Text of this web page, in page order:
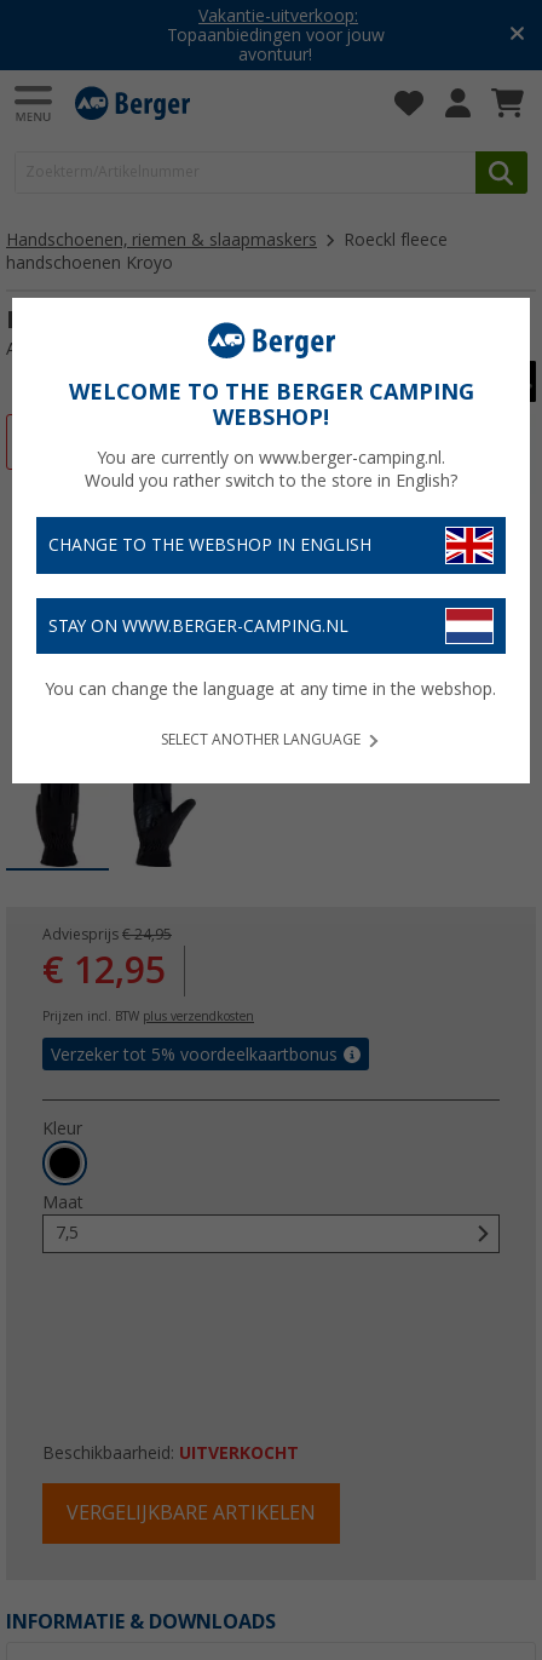
Vakantie-uitverkoop:
Topaanbiedingen voor jouw
avontuur!
Handschoenen, riemen & slaapmaskers
Roeckl fleece
handschoenen Kroyo
Roeckl fleece handschoenen Kroyo
Artikelnr: 8523107,5
Adviesprijs € 24,95
€ 12,95
Prijzen incl. BTW plus verzendkosten
Verzeker tot 5% voordeelkaartbonus
Kleur
Maat
7,5
Beschikbaarheid: UITVERKOCHT
VERGELIJKBARE ARTIKELEN
INFORMATIE & DOWNLOADS
WELCOME TO THE BERGER CAMPING
WEBSHOP!
You are currently on www.berger-camping.nl.
Would you rather switch to the store in English?
CHANGE TO THE WEBSHOP IN ENGLISH
STAY ON WWW.BERGER-CAMPING.NL
You can change the language at any time in the webshop.
SELECT ANOTHER LANGUAGE